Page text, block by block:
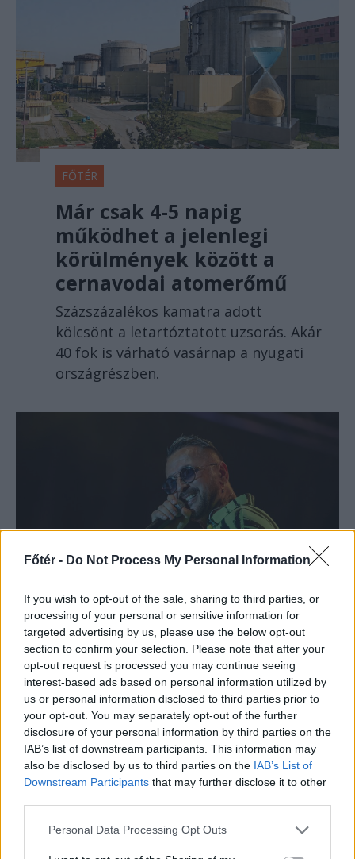
Főtér - Do Not Process My Personal Information
If you wish to opt-out of the sale, sharing to third parties, or
processing of your personal or sensitive information for
targeted advertising by us, please use the below opt-out
section to confirm your selection. Please note that after your
opt-out request is processed you may continue seeing
interest-based ads based on personal information utilized by
us or personal information disclosed to third parties prior to
your opt-out. You may separately opt-out of the further
disclosure of your personal information by third parties on the
IAB’s list of downstream participants. This information may
also be disclosed by us to third parties on the IAB’s List of
Downstream Participants that may further disclose it to other
Personal Data Processing Opt Outs
FŐTÉR
Már csak 4-5 napig
működhet a jelenlegi
körülmények között a
cernavodai atomerőmű
Százszázalékos kamatra adott
kölcsönt a letartóztatott uzsorás. Akár
40 fok is várható vasárnap a nyugati
országrészben.
KRÓNIKA
Majka életveszélyes
fenyegetés miatt
lemondta erdélyi
koncertjét
Majka életveszélyes fenyegetést
tervezett koncertjét. Majka ezt